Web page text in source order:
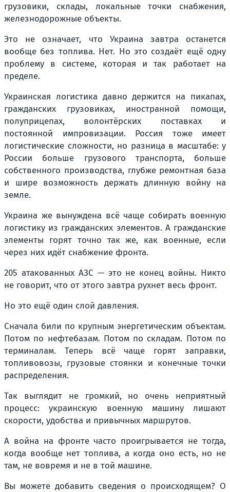
грузовики, склады, локальные точки снабжения,
железнодорожные объекты.
Это не означает, что Украина завтра останется
вообще без топлива. Нет. Но это создаёт ещё одну
проблему в системе, которая и так работает на
пределе.
Украинская логистика давно держится на пикапах,
гражданских грузовиках, иностранной помощи,
полуприцепах, волонтёрских поставках и
постоянной импровизации. Россия тоже имеет
логистические сложности, но разница в масштабе: у
России больше грузового транспорта, больше
собственного производства, глубже ремонтная база
и шире возможность держать длинную войну на
земле.
Украина же вынуждена всё чаще собирать военную
логистику из гражданских элементов. А гражданские
элементы горят точно так же, как военные, если
через них идёт снабжение фронта.
205 атакованных АЗС — это не конец войны. Никто
не говорит, что от этого завтра рухнет весь фронт.
Но это ещё один слой давления.
Сначала били по крупным энергетическим объектам.
Потом по нефтебазам. Потом по складам. Потом по
терминалам. Теперь всё чаще горят заправки,
топливовозы, грузовые стоянки и конечные точки
распределения.
Так выглядит не громкий, но очень неприятный
процесс: украинскую военную машину лишают
скорости, удобства и привычных маршрутов.
А война на фронте часто проигрывается не тогда,
когда вообще нет топлива, а когда оно есть, но не
там, не вовремя и не в той машине.
Вы можете добавить сведения о происходящем? О